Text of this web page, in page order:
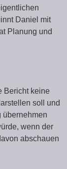
Daniel mit
Planung und
Bericht keine
soll und
übernehmen
wenn der
abschauen